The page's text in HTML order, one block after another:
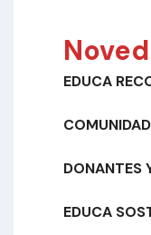
EDUCA
DONANTES
EDUCA